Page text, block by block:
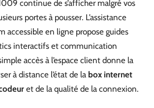
continue de s’afficher malgré vos
portes à pousser. L’assistance
accessible en ligne propose guides
interactifs et communication
accès à l’espace client donne la
à distance l’état de la box internet
et de la qualité de la connexion.